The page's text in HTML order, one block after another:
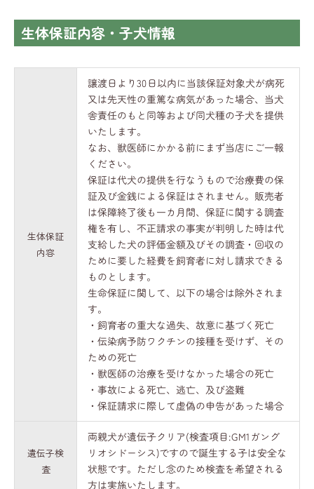
生体保証内容・子犬情報
生体保証
内容
譲渡日より30日以内に当該保証対象犬が病死
又は先天性の重篤な病気があった場合、当犬
舎責任のもと同等および同犬種の子犬を提供
いたします。
なお、獣医師にかかる前にまず当店にご一報
ください。
保証は代犬の提供を行なうもので治療費の保
証及び金銭による保証はされません。販売者
は保障終了後も一カ月間、保証に関する調査
権を有し、不正請求の事実が判明した時は代
支給した犬の評価金額及びその調査・回収の
ために要した経費を飼育者に対し請求できる
ものとします。
生命保証に関して、以下の場合は除外されま
す。
・飼育者の重大な過失、故意に基づく死亡
・伝染病予防ワクチンの接種を受けず、その
ための死亡
・獣医師の治療を受けなかった場合の死亡
・事故による死亡、逃亡、及び盗難
・保証請求に際して虚偽の申告があった場合
遺伝子検
査
両親犬が遺伝子クリア(検査項目:GM1ガング
リオシドーシス)ですので誕生する子は安全な
状態です。ただし念のため検査を希望される
方は実施いたします。